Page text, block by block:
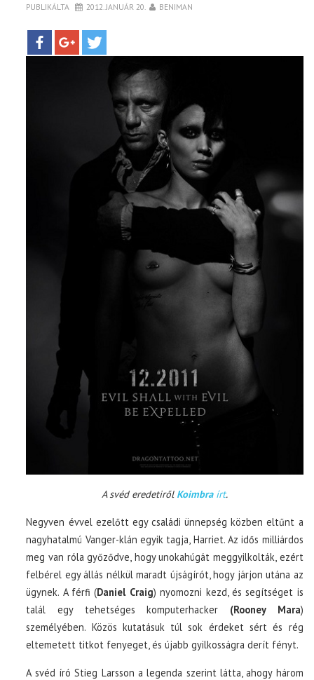
PUBLIKÁLTA 2012. JANUÁR 20. BENIMAN
A svéd eredetiről Koimbraírt.
Negyven évvel ezelőtt egy családi ünnepség közben eltűnt a
nagyhatalmú Vanger-klán egyik tagja, Harriet. Az idős milliárdos
meg van róla győződve, hogy unokahúgát meggyilkolták, ezért
felbérel egy állás nélkül maradt újságírót, hogy járjon utána az
ügynek. A férfi (Daniel Craig) nyomozni kezd, és segítséget is
talál egy tehetséges komputerhacker (Rooney Mara)
személyében. Közös kutatásuk túl sok érdeket sért és rég
eltemetett titkot fenyeget, és újabb gyilkosságra derít fényt.
A svéd író Stieg Larsson a legenda szerint látta, ahogy három